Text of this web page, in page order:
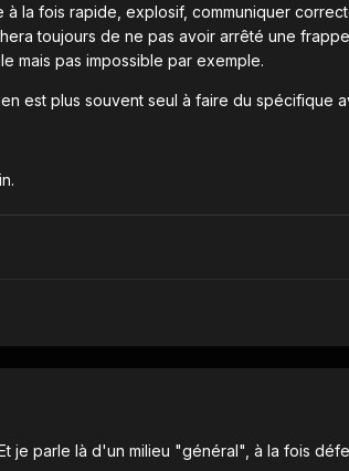
la fois rapide, explosif, communiquer
toujours de ne pas avoir arrêté une
mais pas impossible par exemple.
est plus souvent seul à faire du
je parle là d'un milieu "général", à la fois